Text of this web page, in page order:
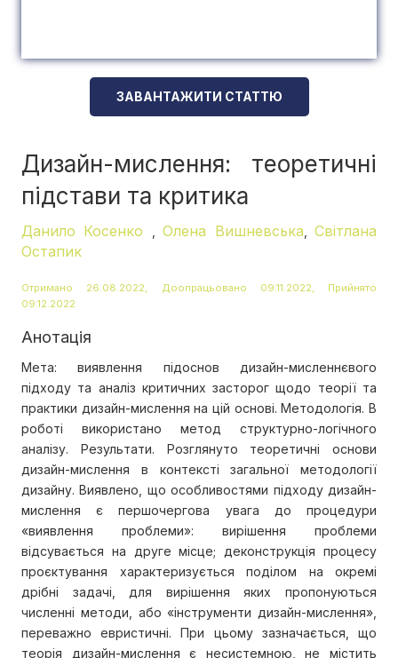
ЗАВАНТАЖИТИ СТАТТЮ
Дизайн-мислення: теоретичні
підстави та критика
Данило Косенко ,Олена Вишневська ,Світлана
Остапик
Отримано 26.08.2022, Доопрацьовано 09.11.2022, Прийнято
09.12.2022
Анотація
Мета: виявлення підоснов дизайн-мисленнєвого
підходу та аналіз критичних засторог щодо теорії та
практики дизайн-мислення на цій основі. Методологія. В
роботі використано метод структурно-логічного
аналізу. Результати. Розглянуто теоретичні основи
дизайн-мислення в контексті загальної методології
дизайну. Виявлено, що особливостями підходу дизайн-
мислення є першочергова увага до процедури
«виявлення проблеми»: вирішення проблеми
відсувається на друге місце; деконструкція процесу
проєктування характеризується поділом на окремі
дрібні задачі, для вирішення яких пропонуються
численні методи, або «інструменти дизайн-мислення»,
переважно евристичні. При цьому зазначається, що
теорія дизайн-мислення є несистемною, не містить